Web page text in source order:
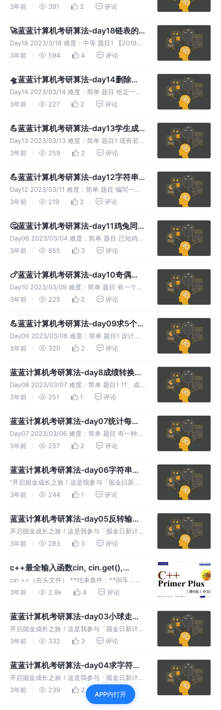
二叉树，求该树的深度。从根结点到叶结点依次
径，最长路径的长度为树的深度，根节点的深度
3年前 391 2 评论
🚀蓝蓝计算机考研算法-day18链表的
特殊排列和求三元组中的最小距离
Day18 2023/3/18 难度：中等 题目1 【2019年
统考真题】设线性表L=（a1，a2，a3,......,a(n-
存，链表中的结点定
3年前 594 4 评论
🛸蓝蓝计算机考研算法-day14删除排
序链表中的重复元素
Day14 2023/03/14 难度：简单 题目 给定一个
已排序的链表的头heād，删除所有重复的元素
提示： 链表中节点数目在范围(0,300)内 -10
3年前 227 2 评论
💪蓝蓝计算机考研算法-day13学生成
绩和阶乘求和
Day13 2023/03/13 难度：简单 题目1 现有若干
个学生（不超过100的数据记景，每个记录包括
母。成绩为整数，每名学生的姓名不超过10个字
3年前 259 2 评论
💪蓝蓝计算机考研算法-day12字符串
转换
Day12 2023/03/11 难度：简单 题目 编写一个
程序实现将字符串中的所有"you"替换成"we" 输
不超过1000，数据以EOF结束 输出：对于输
3年前 219 2 评论
🤔蓝蓝计算机考研算法-day11鸡兔同
笼问题
Day06 2023/03/04 难度：简单 题目 已知鸡和
兔的总数量为n,总腿数为m。输入n和m,依次输
answer'”不要引号) 输入：第一行输入一个数据
3年前 655 3 评论
🍗蓝蓝计算机考研算法-day10奇偶数
分离
Day10 2023/03/09 难度：简单 题目 有一个整
型偶数n(2<=n<=10000),你要做的是：先把1到
小到大输出。 输入：第一行有一个整数i(2
3年前 225 2 评论
💪蓝蓝计算机考研算法-day09求5个数
的最值和ASCII码排序
Day09 2023/03/08 难度：简单 题目1 设计一
个从5个整数中取最小数和最大数的程序 输入 :
整数 输出 : 输出两个数，第一个为这五个数中
3年前 320 2 评论
蓝蓝计算机考研算法-day8成绩转换和
数值统计
Day08 2023/03/07 难度：简单 题目1 11、成
绩转换 输入一个百分制的成绩款M,将其转换对
80-89为B 70-79为C 60-69为D
3年前 251 1 评论
蓝蓝计算机考研算法-day07统计每个
月兔子总数
Day07 2023/03/06 难度：简单 题目 有一种兔
子，从出生后第3个月起每个月都生一只兔子，
子：假设一只兔子第3个月出生，那么它第5个
3年前 257 2 评论
蓝蓝计算机考研算法-day06字符串反
转
“开启掘金成长之旅！这是我参与「掘金日新计
划 · 2 月更文挑战」的第 29 天，点击查看活动
受一个只包含小写字母的字符串，然后输出该字
3年前 244 1 评论
蓝蓝计算机考研算法-day05反转输出
链表
开启掘金成长之旅！这是我参与「掘金日新计划
· 2 月更文挑战」的第 28 天，点击查看活动详
一个链表的头节点，按链表从尾到头的顺序返回
3年前 283 3 评论
c++最全输入函数cin, cin.get(),
cin.getline(), getline()和getchar()的
具体用法和详解！！！
cin >>（在头文件） **结束条件：**回车，空
格，tab 用法： cin >> 变量 **处理方法：
字符，数字等，直到遇到结束符停止当前读入。
3年前 2.8k 4 评论
蓝蓝计算机考研算法-day03小球走过
距离和自动判定程序
开启掘金成长之旅！这是我参与「掘金日新计划
· 2 月更文挑战」的第 26 天，点击查看活动详
小球从10处落下，每次的弹回之前的高度一半，
3年前 332 3 评论
蓝蓝计算机考研算法-day04求字符串
中某字符出现的次数
开启掘金成长之旅！这是我参与「掘金日新计划
· 2 月更文挑战」的第 27 天，点击查看活动详
情 Day04 2023/03/02 难度：简单 题目 写出
3年前 239 2 评论
APP内打开